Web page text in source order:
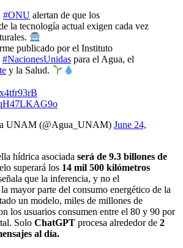
#ONU alertan de que los
la tecnología actual exigen cada vez
publicado por el Instituto
#NacionesUnidas para el Agua, el
y la Salud.
UNAM (@Agua_UNAM) June 24,
hídrica asociada será de 9.3 billones de
superará los 14 mil 500 kilómetros
que la inferencia, y no el
mayor parte del consumo energético de la
un modelo, miles de millones de
los usuarios consumen entre el 80 y 90 por
Solo ChatGPT procesa alrededor de 2
al día.